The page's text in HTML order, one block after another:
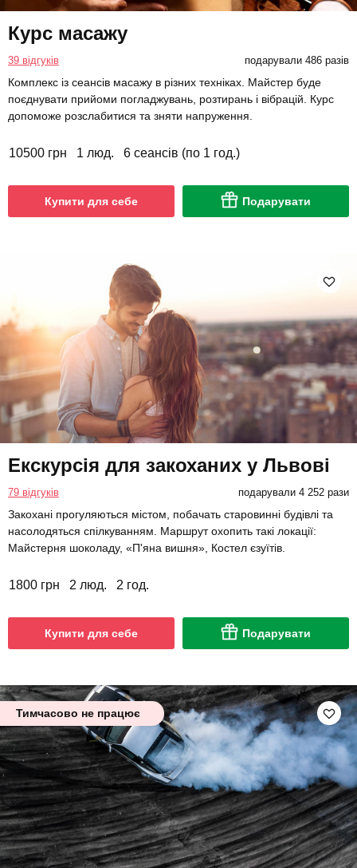
Курс масажу
39 відгуків подарували 486 разів
Комплекс із сеансів масажу в різних техніках. Майстер буде
поєднувати прийоми погладжувань, розтирань і вібрацій. Курс
допоможе розслабитися та зняти напруження.
10500 грн 1 люд. 6 сеансів (по 1 год.)
Купити для себе Подарувати
Екскурсія для закоханих у Львові
79 відгуків подарували 4 252 рази
Закохані прогуляються містом, побачать старовинні будівлі та
насолодяться спілкуванням. Маршрут охопить такі локації:
Майстерня шоколаду, «П'яна вишня», Костел єзуїтів.
1800 грн 2 люд. 2 год.
Купити для себе Подарувати
Тимчасово не працює